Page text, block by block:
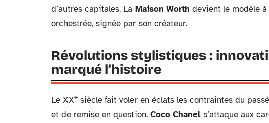
d’autres capitales. La Maison Worth devient le modèle à
orchestrée, signée par son créateur.
Révolutions stylistiques :
marqué l’histoire
Le XXe siècle fait voler en éclats les contraintes du
et de remise en question. Coco Chanels’attaque aux